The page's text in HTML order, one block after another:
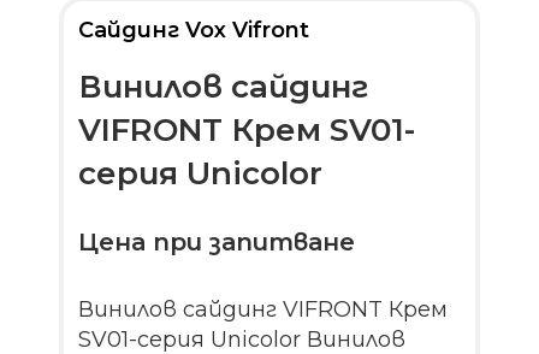
Сайдинг Vox Vifront
Винилов сайдинг
VIFRONT Крем SV01-
серия Unicolor
Цена при запитване
Винилов сайдинг VIFRONT Крем
SV01-серия Unicolor Винилов